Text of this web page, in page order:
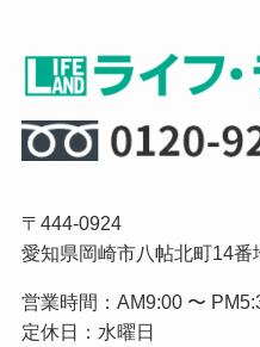
〒444-0924
愛知県岡崎市八帖北町14番
営業時間：AM9:00 〜
定休日：水曜日